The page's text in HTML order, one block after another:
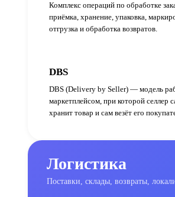
Комплекс операций по обработке
приёмка, хранение, упаковка,
отгрузка и обработка возвратов.
DBS
DBS (Delivery by Seller) — модель
маркетплейсом, при которой селлер
хранит товар и сам везёт его
Логистика
Поставки, склады, возвраты,